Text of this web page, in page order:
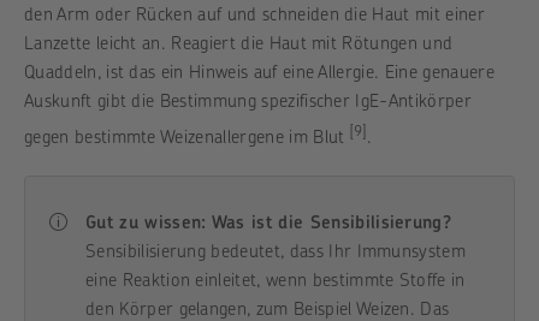
den Arm oder Rücken auf und schneiden die Haut mit einer
Lanzette leicht an. Reagiert die Haut mit Rötungen und
Quaddeln, ist das ein Hinweis auf eine Allergie. Eine genauere
Auskunft gibt die Bestimmung spezifischer IgE-Antikörper
gegen bestimmte Weizenallergene im Blut [9].
Gut zu wissen: Was ist die Sensibilisierung?
Sensibilisierung bedeutet, dass Ihr Immunsystem
eine Reaktion einleitet, wenn bestimmte Stoffe in
den Körper gelangen, zum Beispiel Weizen. Das